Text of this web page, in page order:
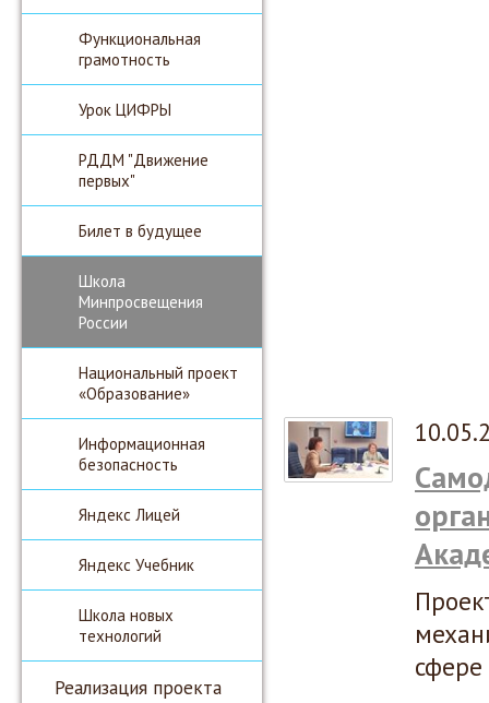
Функциональная
грамотность
Урок ЦИФРЫ
РДДМ "Движение
первых"
Билет в будущее
Школа
Минпросвещения
России
Национальный проект
«Образование»
Информационная
безопасность
Яндекс Лицей
Яндекс Учебник
Школа новых
технологий
Реализация проекта